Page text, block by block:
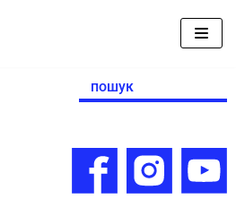
Search
for: